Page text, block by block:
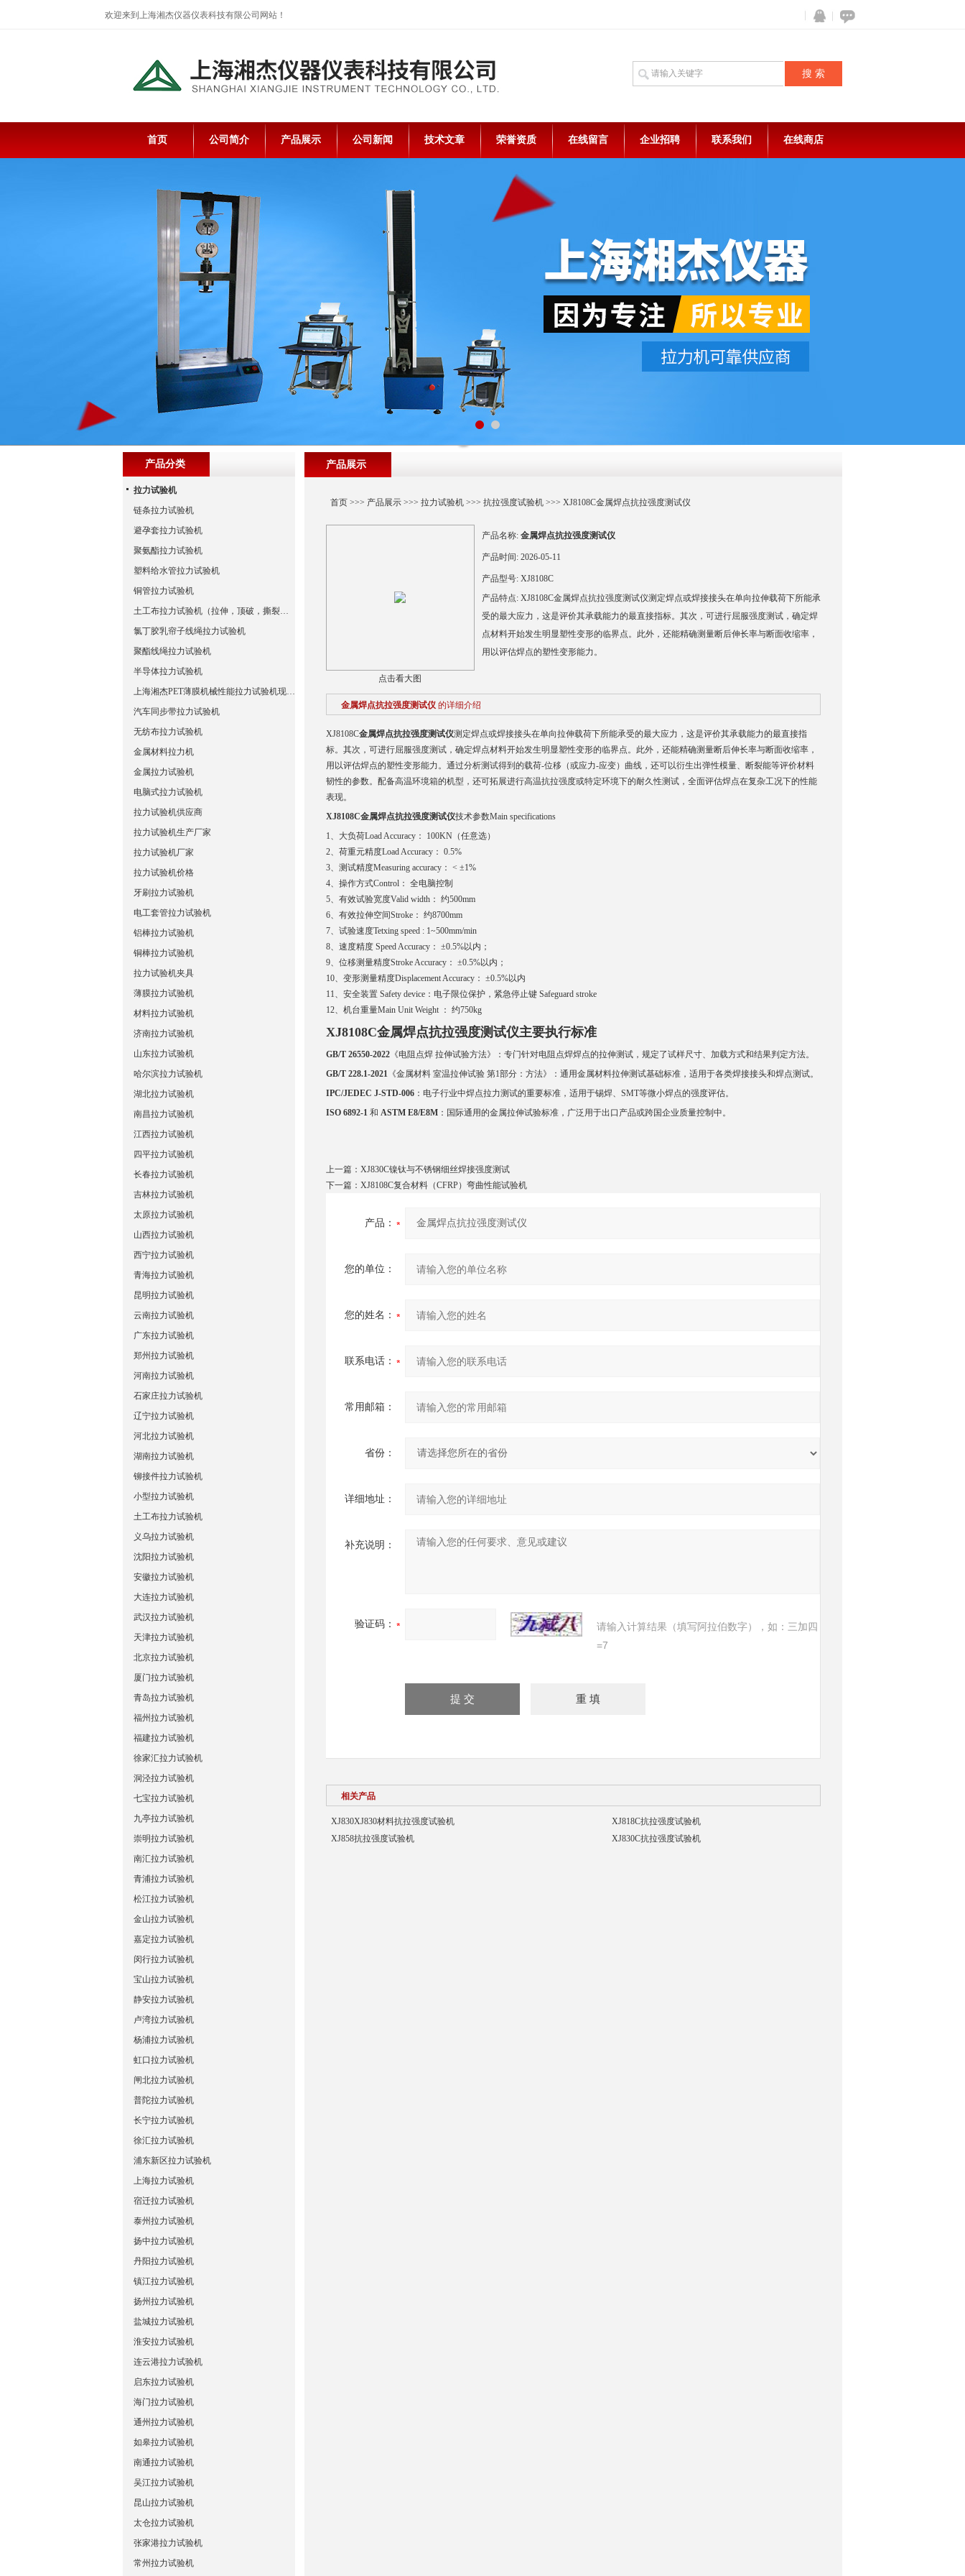
欢迎来到上海湘杰仪器仪表科技有限公司网站！
首页 公司简介 产品展示 公司新闻 技术文章 荣誉资质 在线留言 企业招聘 联系我们 在线商店
产品展示
首页>>> 产品展示>>> 拉力试验机>>> 抗拉强度试验机>>> XJ8108C金属焊点抗拉强度测试仪
点击看大图
产品名称: 金属焊点抗拉强度测试仪
产品时间: 2026-05-11
产品型号: XJ8108C
产品特点: XJ8108C金属焊点抗拉强度测试仪测定焊点或焊接接头在单向拉伸载荷下所能承
受的最大应力，这是评价其承载能力的最直接指标。其次，可进行屈服强度测试，确定焊
点材料开始发生明显塑性变形的临界点。此外，还能精确测量断后伸长率与断面收缩率，
用以评估焊点的塑性变形能力。
金属焊点抗拉强度测试仪 的详细介绍
XJ8108C金属焊点抗拉强度测试仪测定焊点或焊接接头在单向拉伸载荷下所能承受的最大应力，这是评价其承载能力的最直接指
标。其次，可进行屈服强度测试，确定焊点材料开始发生明显塑性变形的临界点。此外，还能精确测量断后伸长率与断面收缩率，
用以评估焊点的塑性变形能力。通过分析测试得到的载荷-位移（或应力-应变）曲线，还可以衍生出弹性模量、断裂能等评价材料
韧性的参数。配备高温环境箱的机型，还可拓展进行高温抗拉强度或特定环境下的耐久性测试，全面评估焊点在复杂工况下的性能
表现。
XJ8108C金属焊点抗拉强度测试仪技术参数Main specifications
1、大负荷Load Accuracy： 100KN（任意选）
2、荷重元精度Load Accuracy： 0.5%
3、测试精度Measuring accuracy： < ±1%
4、操作方式Control： 全电脑控制
5、有效试验宽度Valid width： 约500mm
6、有效拉伸空间Stroke： 约8700mm
7、试验速度Tetxing speed : 1~500mm/min
8、速度精度 Speed Accuracy： ±0.5%以内；
9、位移测量精度Stroke Accuracy： ±0.5%以内；
10、变形测量精度Displacement Accuracy： ±0.5%以内
11、安全装置 Safety device：电子限位保护，紧急停止键 Safeguard stroke
12、机台重量Main Unit Weight ： 约750kg
XJ8108C金属焊点抗拉强度测试仪主要执行标准
GB/T 26550-2022‌《电阻点焊 拉伸试验方法》：专门针对电阻点焊焊点的拉伸测试，规定了试样尺寸、加载方式和结果判定方法。
GB/T 228.1-2021‌《金属材料 室温拉伸试验 第1部分：方法》：通用金属材料拉伸测试基础标准，适用于各类焊接接头和焊点测试。
IPC/JEDEC J-STD-006‌：电子行业中焊点拉力测试的重要标准，适用于锡焊、SMT等微小焊点的强度评估。
ISO 6892-1‌ 和 ‌ ASTM E8/E8M‌：国际通用的金属拉伸试验标准，广泛用于出口产品或跨国企业质量控制中。
上一篇： XJ830C镍钛与不锈钢细丝焊接强度测试
下一篇： XJ8108C复合材料（CFRP）弯曲性能试验机
产品：
您的单位：
您的姓名：
联系电话：
常用邮箱：
省份：
详细地址：
补充说明：
验证码：
请输入计算结果（填写阿拉伯数字），如：三加四
=7
相关产品
XJ830XJ830材料抗拉强度试验机
XJ818C抗拉强度试验机
XJ858抗拉强度试验机
XJ830C抗拉强度试验机
产品分类
拉力试验机
链条拉力试验机
避孕套拉力试验机
聚氨酯拉力试验机
塑料给水管拉力试验机
铜管拉力试验机
土工布拉力试验机（拉伸，顶破，撕裂试验标准）
氯丁胶乳帘子线绳拉力试验机
聚酯线绳拉力试验机
半导体拉力试验机
上海湘杰PET薄膜机械性能拉力试验机现货直销
汽车同步带拉力试验机
无纺布拉力试验机
金属材料拉力机
金属拉力试验机
电脑式拉力试验机
拉力试验机供应商
拉力试验机生产厂家
拉力试验机厂家
拉力试验机价格
牙刷拉力试验机
电工套管拉力试验机
铝棒拉力试验机
铜棒拉力试验机
拉力试验机夹具
薄膜拉力试验机
材料拉力试验机
济南拉力试验机
山东拉力试验机
哈尔滨拉力试验机
湖北拉力试验机
南昌拉力试验机
江西拉力试验机
四平拉力试验机
长春拉力试验机
吉林拉力试验机
太原拉力试验机
山西拉力试验机
西宁拉力试验机
青海拉力试验机
昆明拉力试验机
云南拉力试验机
广东拉力试验机
郑州拉力试验机
河南拉力试验机
石家庄拉力试验机
辽宁拉力试验机
河北拉力试验机
湖南拉力试验机
铆接件拉力试验机
小型拉力试验机
土工布拉力试验机
义乌拉力试验机
沈阳拉力试验机
安徽拉力试验机
大连拉力试验机
武汉拉力试验机
天津拉力试验机
北京拉力试验机
厦门拉力试验机
青岛拉力试验机
福州拉力试验机
福建拉力试验机
徐家汇拉力试验机
洞泾拉力试验机
七宝拉力试验机
九亭拉力试验机
崇明拉力试验机
南汇拉力试验机
青浦拉力试验机
松江拉力试验机
金山拉力试验机
嘉定拉力试验机
闵行拉力试验机
宝山拉力试验机
静安拉力试验机
卢湾拉力试验机
杨浦拉力试验机
虹口拉力试验机
闸北拉力试验机
普陀拉力试验机
长宁拉力试验机
徐汇拉力试验机
浦东新区拉力试验机
上海拉力试验机
宿迁拉力试验机
泰州拉力试验机
扬中拉力试验机
丹阳拉力试验机
镇江拉力试验机
扬州拉力试验机
盐城拉力试验机
淮安拉力试验机
连云港拉力试验机
启东拉力试验机
海门拉力试验机
通州拉力试验机
如皋拉力试验机
南通拉力试验机
吴江拉力试验机
昆山拉力试验机
太仓拉力试验机
张家港拉力试验机
常州拉力试验机